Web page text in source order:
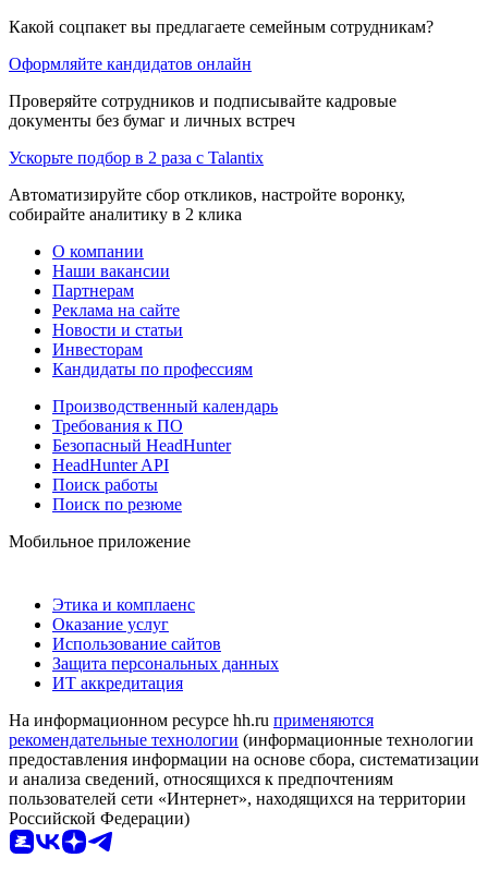
Какой соцпакет вы предлагаете семейным сотрудникам?
Оформляйте кандидатов онлайн
Проверяйте сотрудников и подписывайте кадровые
документы без бумаг и личных встреч
Ускорьте подбор в 2 раза с Talantix
Автоматизируйте сбор откликов, настройте воронку,
собирайте аналитику в 2 клика
О компании
Наши вакансии
Партнерам
Реклама на сайте
Новости и статьи
Инвесторам
Кандидаты по профессиям
Производственный календарь
Требования к ПО
Безопасный HeadHunter
HeadHunter API
Поиск работы
Поиск по резюме
Мобильное приложение
Этика и комплаенс
Оказание услуг
Использование сайтов
Защита персональных данных
ИТ аккредитация
На информационном ресурсе hh.ru применяются
рекомендательные технологии (информационные технологии
предоставления информации на основе сбора, систематизации
и анализа сведений, относящихся к предпочтениям
пользователей сети «Интернет», находящихся на территории
Российской Федерации)